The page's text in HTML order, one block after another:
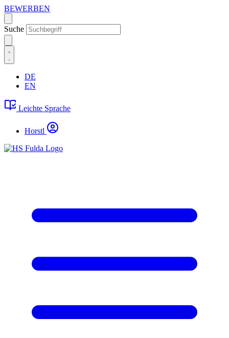
BEWERBEN
Suche
DE
EN
Leichte Sprache
Horstl